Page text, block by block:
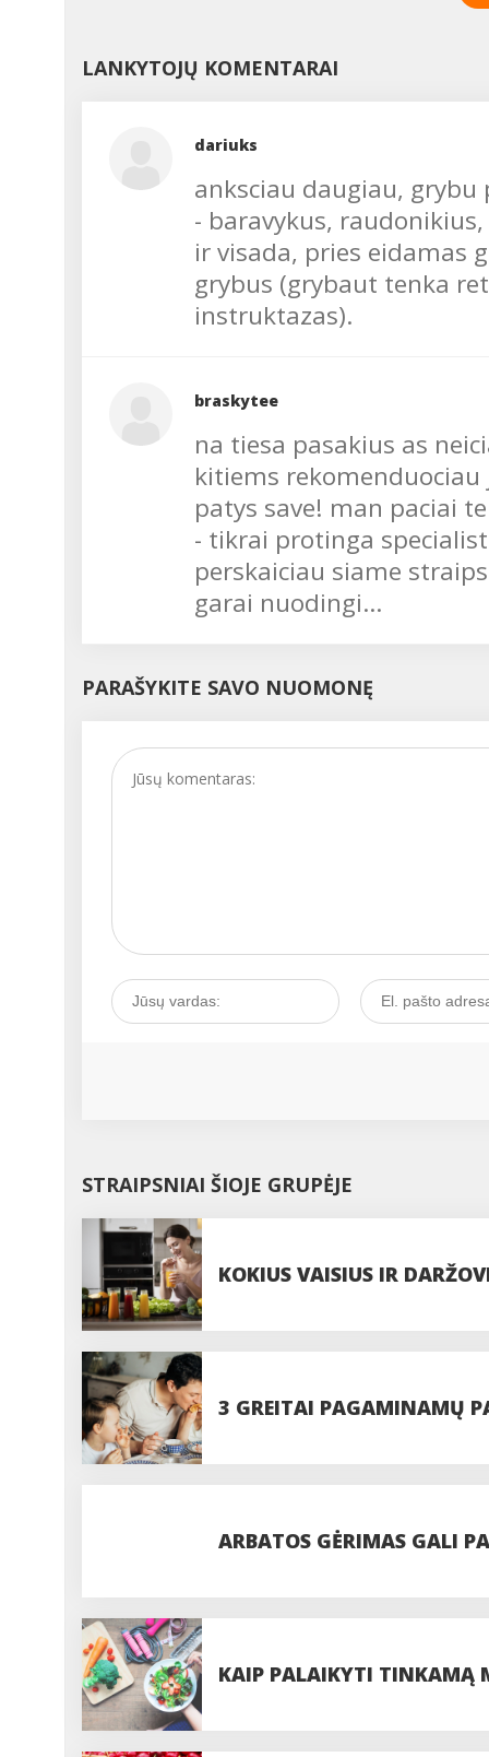
LANKYTOJŲ KOMENTARAI
dariuks
anksciau daugiau,
- baravykus,
ir visada, pries eidamas
grybus (grybaut tenka
instruktazas).
braskytee
na tiesa pasakius as
kitiems
patys save! man paciai
- tikrai protinga
perskaiciau siame
garai nuodingi...
PARAŠYKITE SAVO NUOMONĘ
STRAIPSNIAI ŠIOJE GRUPĖJE
KOKIUS VAISIUS IR
3 GREITAI PAGAMINAMŲ
ARBATOS GĖRIMAS GALI
KAIP PALAIKYTI TINKAMĄ